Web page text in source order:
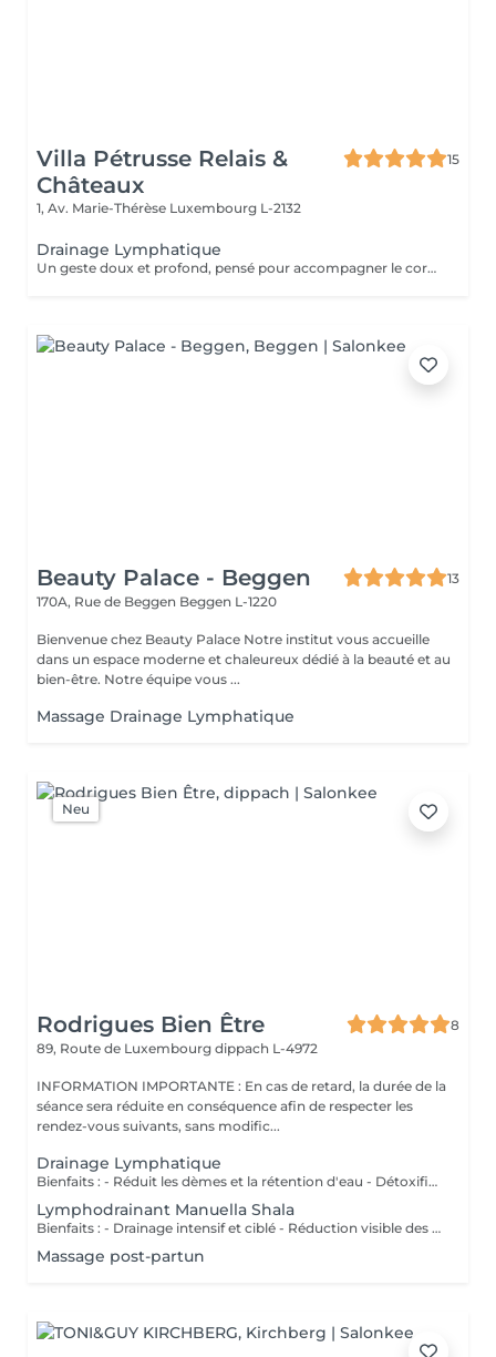
Villa Pétrusse Relais &
Châteaux
15
1, Av. Marie-Thérèse Luxembourg L-2132
Drainage Lymphatique
Un geste doux et profond, pensé pour accompagner le corps dans son processus naturel d'élimination. Les mains suivent le trajet du système lymphatique avec une pression légère et rythmée, pour alléger les jambes, réduire les sensations de lourdeur et relancer l'énergie. Un soin apaisant et efficace, particulièrement recommandé après un voyage ou une période de fatigue, réalisé selon la méthode Renata Franca.
Beauty Palace - Beggen
13
170A, Rue de Beggen Beggen L-1220
Bienvenue chez Beauty Palace Notre institut vous accueille
dans un espace moderne et chaleureux dédié à la beauté et au
bien-être. Notre équipe vous ...
Massage Drainage Lymphatique
Neu
Rodrigues Bien Être
8
89, Route de Luxembourg dippach L-4972
INFORMATION IMPORTANTE : En cas de retard, la durée de la
séance sera réduite en conséquence afin de respecter les
rendez-vous suivants, sans modific...
Drainage Lymphatique
Bienfaits : - Réduit les dèmes et la rétention d'eau - Détoxifie l'organisme - Améliore la circulation lymphatique - Soulage la sensation de jambes lourdes - Favorise la récupération postopératoire
Lymphodrainant Manuella Shala
Bienfaits : - Drainage intensif et ciblé - Réduction visible des gonflements - Amélioration du contour corporel - Sensation immédiate de légèreté
Massage post-partun